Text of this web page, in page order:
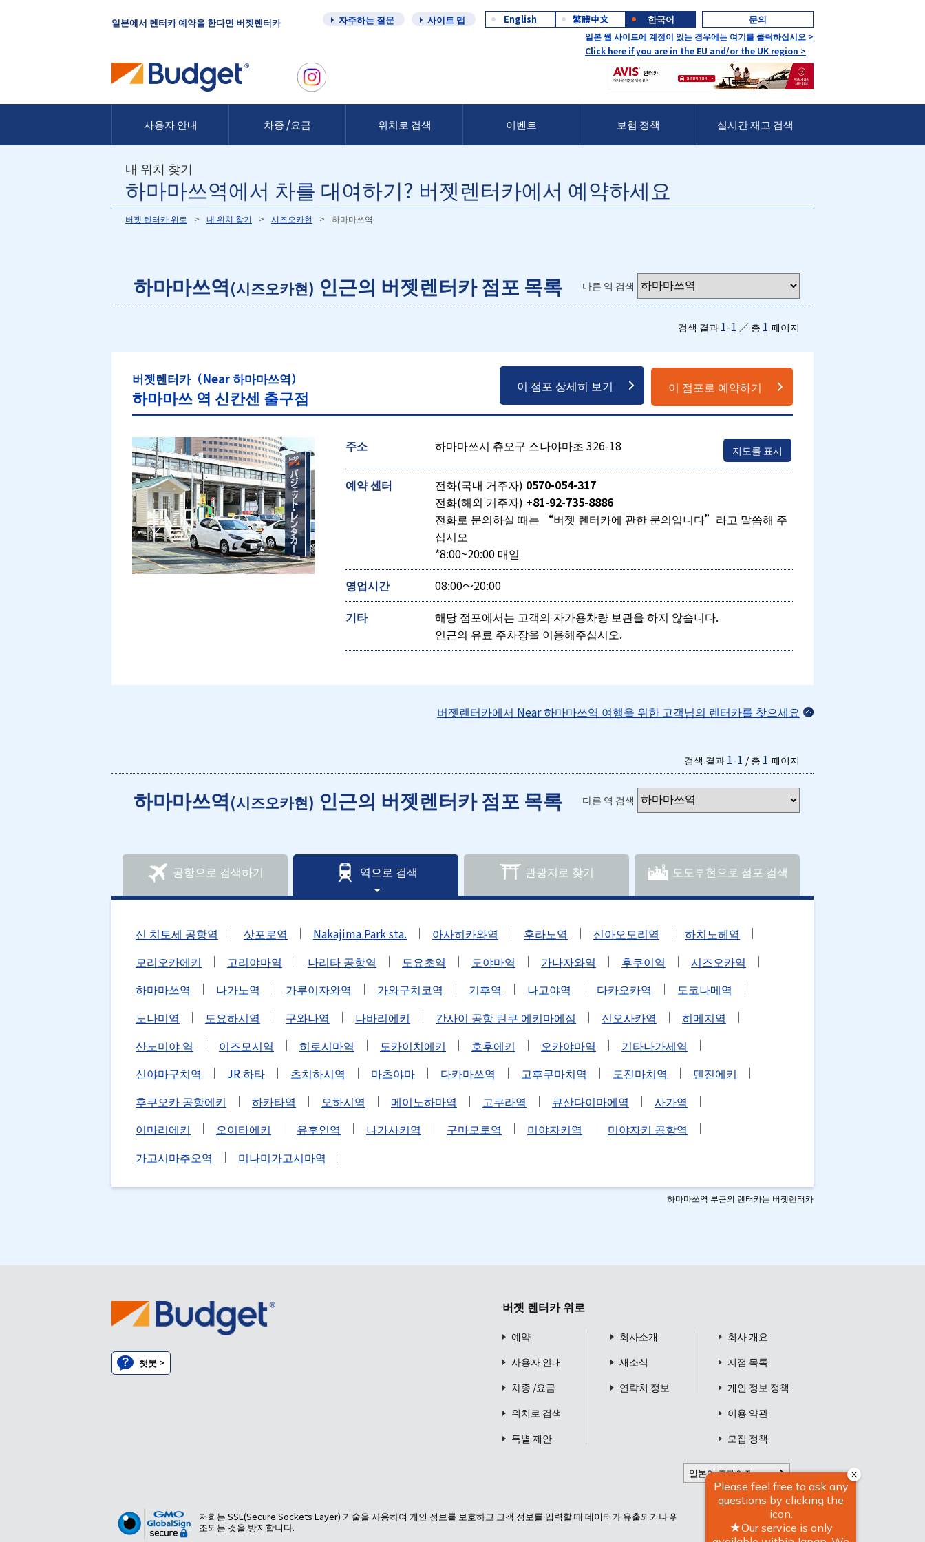
일본에서 렌터카 예약을 한다면 버젯렌터카 문의
English 繁體中文 한국어
자주하는 질문 사이트 맵
일본 웹 사이트에 계정이 있는 경우에는 여기를 클릭하십시오 >
Click here if you are in the EU and/or the UK region >
사용자 안내 차종 /요금 위치로 검색 이벤트 보험 정책 실시간 재고 검색
내 위치 찾기
하마마쓰역에서 차를 대여하기? 버젯렌터카에서 예약하세요
버젯 렌터카 위로 내 위치 찾기 시즈오카현 하마마쓰역
하마마쓰역(시즈오카현) 인근의 버젯렌터카 점포 목록 다른 역 검색
검색 결과 1-1 ／ 총 1 페이지
버젯렌터카（Near 하마마쓰역）
하마마쓰 역 신칸센 출구점
이 점포 상세히 보기 이 점포로 예약하기
주소 하마마쓰시 츄오구 스나야마초 326-18 지도를 표시
예약 센터 전화(국내 거주자) 0570-054-317
전화(해외 거주자) +81-92-735-8886
전화로 문의하실 때는 “버젯 렌터카에 관한 문의입니다”라고 말씀해 주
십시오
*8:00~20:00 매일
영업시간
08:00～20:00
기타
해당 점포에서는 고객의 자가용차량 보관을 하지 않습니다.
인근의 유료 주차장을 이용해주십시오.
버젯렌터카에서 Near 하마마쓰역 여행을 위한 고객님의 렌터카를 찾으세요
검색 결과 1-1 / 총 1 페이지
하마마쓰역(시즈오카현) 인근의 버젯렌터카 점포 목록 다른 역 검색
공항으로 검색하기 역으로 검색 관광지로 찾기 도도부현으로 점포 검색
신 치토세 공항역 삿포로역 Nakajima Park sta. 아사히카와역 후라노역 신아오모리역
하치노헤역
모리오카에키
고리야마역 나리타 공항역 도요초역 도야마역 가나자와역 후쿠이역
시즈오카역
하마마쓰역
나가노역 가루이자와역 가와구치코역 기후역 나고야역 다카오카역
도코나메역
노나미역
도요하시역 구와나역 나바리에키 간사이 공항 린쿠 에키마에점 신오사카역
히메지역
산노미야 역
이즈모시역 히로시마역 도카이치에키 호후에키 오카야마역
기타나가세역
신야마구치역
JR 하타 츠치하시역 마츠야마 다카마쓰역 고후쿠마치역 도진마치역
덴진에키
후쿠오카 공항에키
하카타역 오하시역 메이노하마역 고쿠라역 큐산다이마에역
사가역
이마리에키
오이타에키 유후인역 나가사키역 구마모토역 미야자키역
미야자키 공항역
가고시마추오역
미나미가고시마역
하마마쓰역 부근의 렌터카는 버젯렌터카
챗봇 >
버젯 렌터카 위로
예약
사용자 안내
차종 /요금
위치로 검색
특별 제안
회사소개
새소식
연락처 정보
회사 개요
지점 목록
개인 정보 정책
이용 약관
모집 정책
일본어 홈페이지
저희는 SSL(Secure Sockets Layer) 기술을 사용하여 개인 정보를 보호하고 고객 정보를 입력할 때 데이터가 유출되거나 위
조되는 것을 방지합니다.